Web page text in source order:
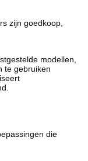
zijn goedkoop,
modellen,
te gebruiken
die